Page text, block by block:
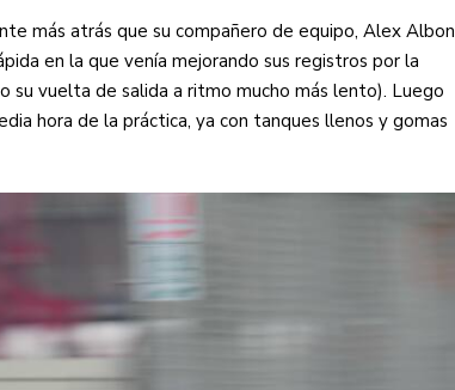
una gran victoria ante Ecuador en la Copa
cosas que tenés que saber
más atrás que su compañero de equipo, Alex Albon
en la que venía mejorando sus registros por la
su vuelta de salida a ritmo mucho más lento). Luego
hora de la práctica, ya con tanques llenos y gomas